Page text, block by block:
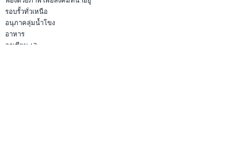
รอบรั้วทั่วเหนือ
อนุภาคลุ่มน้ำโขง
อาหาร
อาเซียน +3